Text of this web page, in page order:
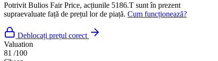
Potrivit Bulios Fair Price, acțiunile 5186.T sunt în prezent
supraevaluate față de prețul lor de piață. Cum funcționează?
Deblocați prețul corect
Valuation
81 /100